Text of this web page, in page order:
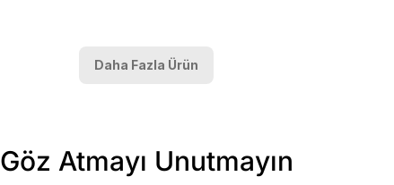
Daha Fazla Ürün
Göz Atmayı Unutmayın